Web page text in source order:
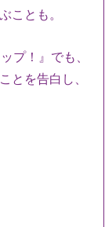
ことも。
プ！』でも、
とを告白し、